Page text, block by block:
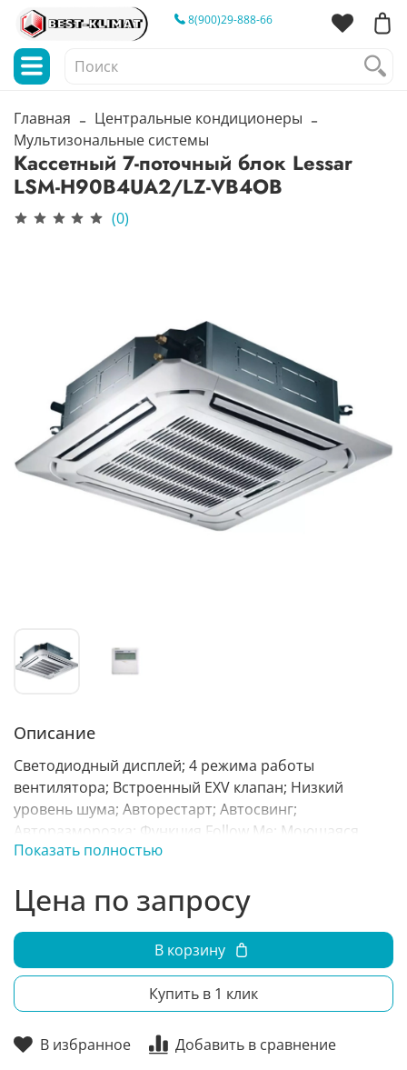
8(900)29-888-66
Главная
Центральные кондиционеры
Мультизональные системы
Кассетный 7-поточный блок Lessar
LSM-H90B4UA2/LZ-VB4OB
(0)
В избранное Добавить в сравнение
Описание
Светодиодный дисплей; 4 режима работы
вентилятора; Встроенный EXV клапан; Низкий
уровень шума; Авторестарт; Автосвинг;
Авторазморозка; Функция Follow Me; Моющаяся
панель; Помпа дренажная; Защита от холодного
Показать полностью
Цена по запросу
В корзину
Купить в 1 клик